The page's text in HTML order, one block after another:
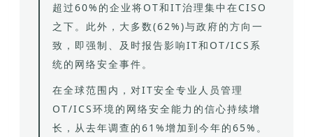
超过60%的企业将OT和IT治理集中在CISO
之下。此外，大多数(62%)与政府的方向一
致，即强制、及时报告影响IT和OT/ICS系
统的网络安全事件。
在全球范围内，对IT安全专业人员管理
OT/ICS环境的网络安全能力的信心持续增
长，从去年调查的61%增加到今年的65%。